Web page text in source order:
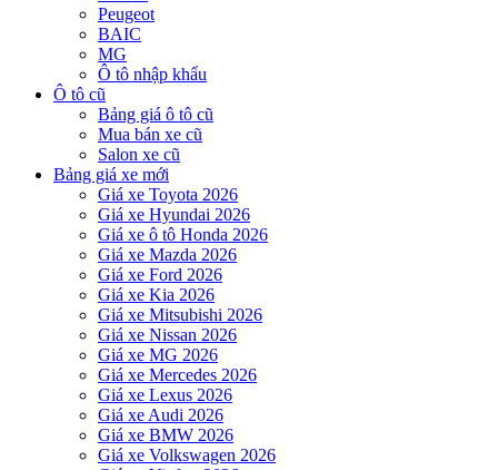
Peugeot
BAIC
MG
Ô tô nhập khẩu
Ô tô cũ
Bảng giá ô tô cũ
Mua bán xe cũ
Salon xe cũ
Bảng giá xe mới
Giá xe Toyota 2026
Giá xe Hyundai 2026
Giá xe ô tô Honda 2026
Giá xe Mazda 2026
Giá xe Ford 2026
Giá xe Kia 2026
Giá xe Mitsubishi 2026
Giá xe Nissan 2026
Giá xe MG 2026
Giá xe Mercedes 2026
Giá xe Lexus 2026
Giá xe Audi 2026
Giá xe BMW 2026
Giá xe Volkswagen 2026